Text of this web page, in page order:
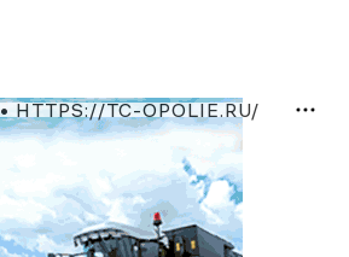
TC-OPOLIE.RU/